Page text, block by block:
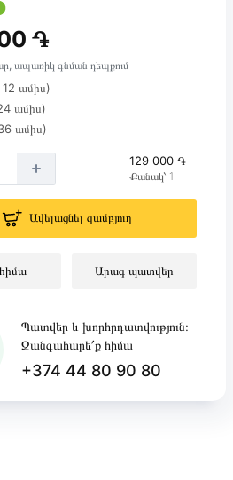
֏
ապառիկ գնման դեպքում
12 ամիս)
ամիս)
ամիս)
129 000 ֏
Քանակ՝ 1
Ավելացնել զամբյուղ
Արագ պատվեր
Պատվեր և խորհրդատվություն։
Զանգահարե՛ք հիմա
+374 44 80 90 80